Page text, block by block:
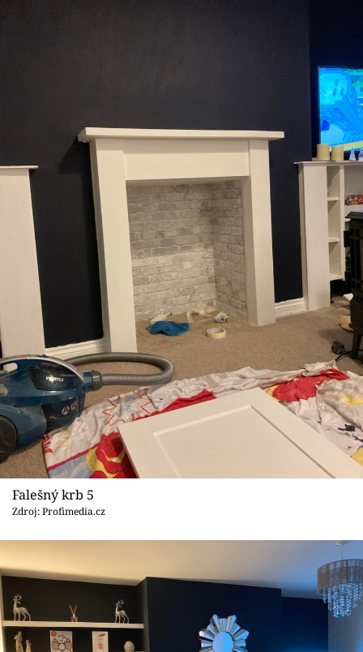
Falešný krb 5
Zdroj: Profimedia.cz